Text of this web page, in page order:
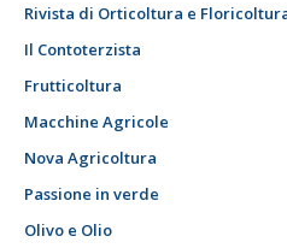
Rivista di Orticoltura e
Il Contoterzista
Frutticoltura
Macchine Agricole
Nova Agricoltura
Passione in verde
Olivo e Olio